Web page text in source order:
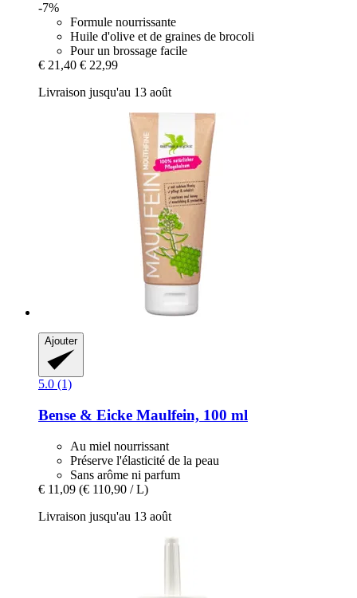
-7%
Formule nourrissante
Huile d'olive et de graines de brocoli
Pour un brossage facile
€ 21,40 € 22,99
Livraison jusqu'au 13 août
Ajouter
5.0 (1)
Bense & Eicke Maulfein, 100 ml
Au miel nourrissant
Préserve l'élasticité de la peau
Sans arôme ni parfum
€ 11,09 (€ 110,90 / L)
Livraison jusqu'au 13 août